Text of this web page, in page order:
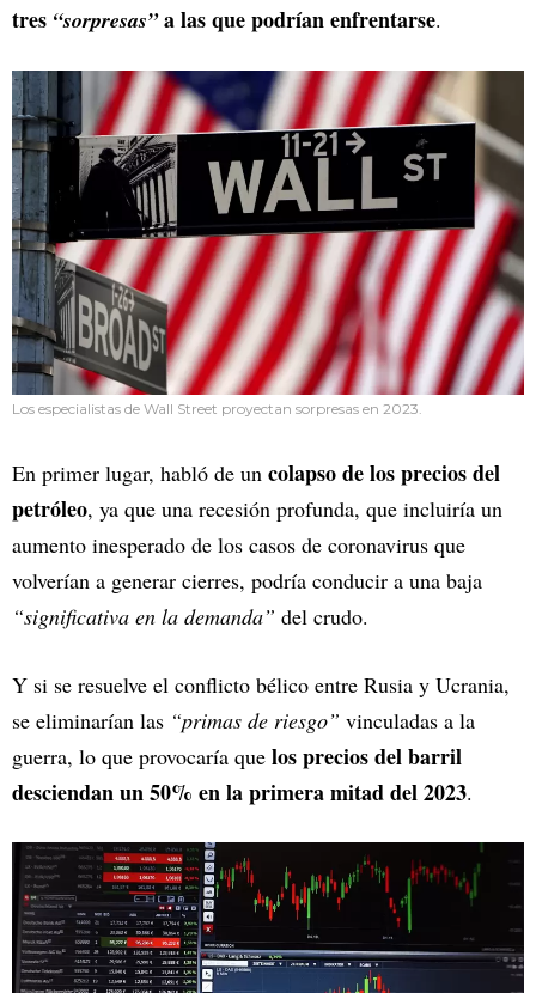
tres “sorpresas”a las que podrían enfrentarse.
Los especialistas de Wall Street proyectan sorpresas en 2023.
En primer lugar, habló de un colapso de los precios del
petróleo, ya que una recesión profunda, que incluiría un
aumento inesperado de los casos de coronavirus que
volverían a generar cierres, podría conducir a una baja
“significativa en la demanda” del crudo.
Y si se resuelve el conflicto bélico entre Rusia y Ucrania,
se eliminarían las “primas de riesgo” vinculadas a la
guerra, lo que provocaría que los precios del barril
desciendan un 50% en la primera mitad del 2023.